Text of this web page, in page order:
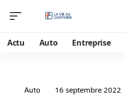
Actu Auto Entreprise
Auto 16 septembre 2022